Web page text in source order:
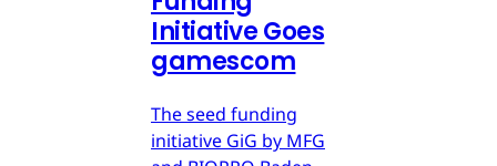
Initiative Goes
gamescom
The seed funding
initiative GiG by MFG